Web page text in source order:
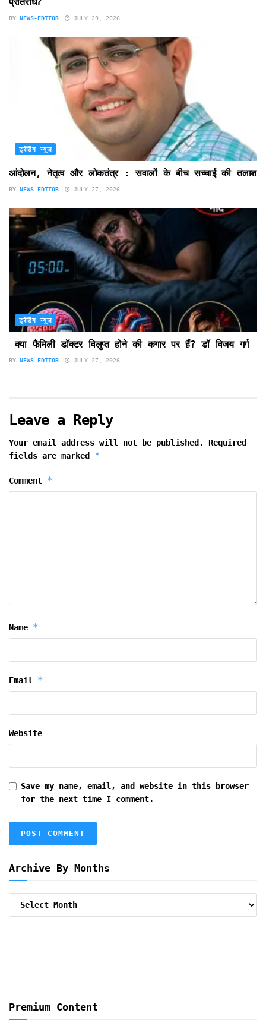
BY NEWS-EDITOR JULY 29, 2026
ट्रेंडिंग न्यूज़
आंदोलन, नेतृत्व और लोकतंत्र : सवालों के बीच सच्चाई की तलाश
BY NEWS-EDITOR JULY 27, 2026
ट्रेंडिंग न्यूज़
क्या फैमिली डॉक्टर विलुप्त होने की कगार पर हैं? डॉ विजय गर्ग
BY NEWS-EDITOR JULY 27, 2026
Leave a Reply
Your email address will not be published.
Required
fields are marked *
Comment *
Name *
Email *
Website
Save my name, email, and website in this browser
for the next time I comment.
Archive By Months
Premium Content